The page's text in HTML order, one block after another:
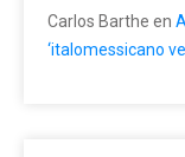
Carlos Barthe en
‘italomessicano